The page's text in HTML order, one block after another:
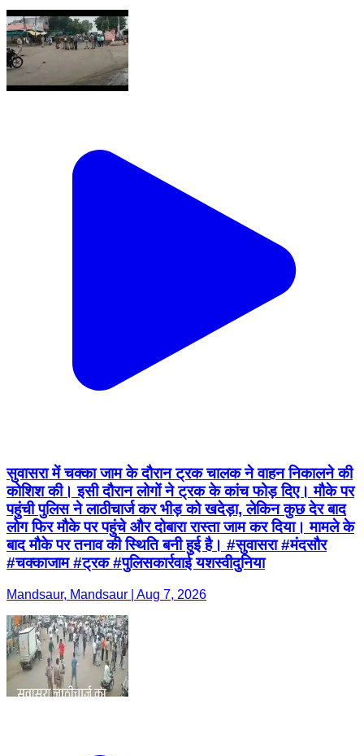
सुवासरा में चक्का जाम के दौरान ट्रक चालक ने वाहन निकालने की
कोशिश की। इसी दौरान लोगों ने ट्रक के कांच फोड़ दिए। मौके पर
पहुंची पुलिस ने लाठीचार्ज कर भीड़ को खदेड़ा, लेकिन कुछ देर बाद
लोग फिर मौके पर पहुंचे और दोबारा रास्ता जाम कर दिया। मामले के
बाद मौके पर तनाव की स्थिति बनी हुई है। #सुवासरा #मंदसौर
#चक्काजाम #ट्रक #पुलिसकार्रवाई यशस्वीदुनिया
Mandsaur, Mandsaur | Aug 7, 2026